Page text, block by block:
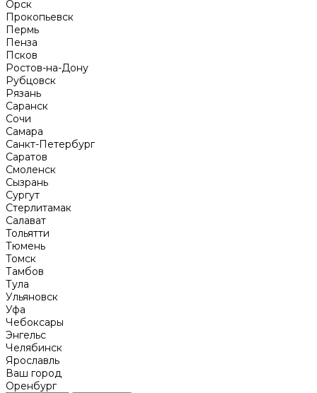
Орск
Прокопьевск
Пермь
Пенза
Псков
Ростов-на-Дону
Рубцовск
Рязань
Саранск
Сочи
Самара
Санкт-Петербург
Саратов
Смоленск
Сызрань
Сургут
Стерлитамак
Салават
Тольятти
Тюмень
Томск
Тамбов
Тула
Ульяновск
Уфа
Чебоксары
Энгельс
Челябинск
Ярославль
Ваш город
Оренбург